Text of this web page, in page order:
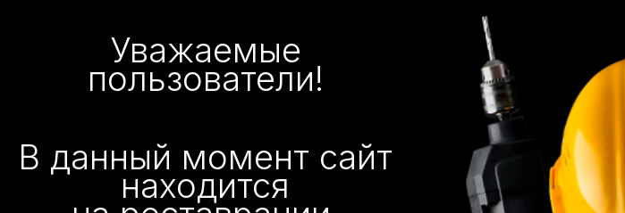
Уважаемые
пользователи!
В данный момент сайт
находится